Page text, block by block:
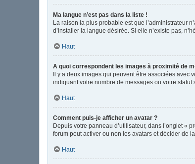
Ma langue n’est pas dans la liste !
La raison la plus probable est que l’administrateur
d’installer la langue désirée. Si elle n’existe pas,
Haut
A quoi correspondent les images à proximité de
Il y a deux images qui peuvent être associées avec
indiquant votre nombre de messages ou votre
Haut
Comment puis-je afficher un avatar ?
Depuis votre panneau d’utilisateur, dans l’onglet «
forum peut activer ou non les avatars et décider de
Haut